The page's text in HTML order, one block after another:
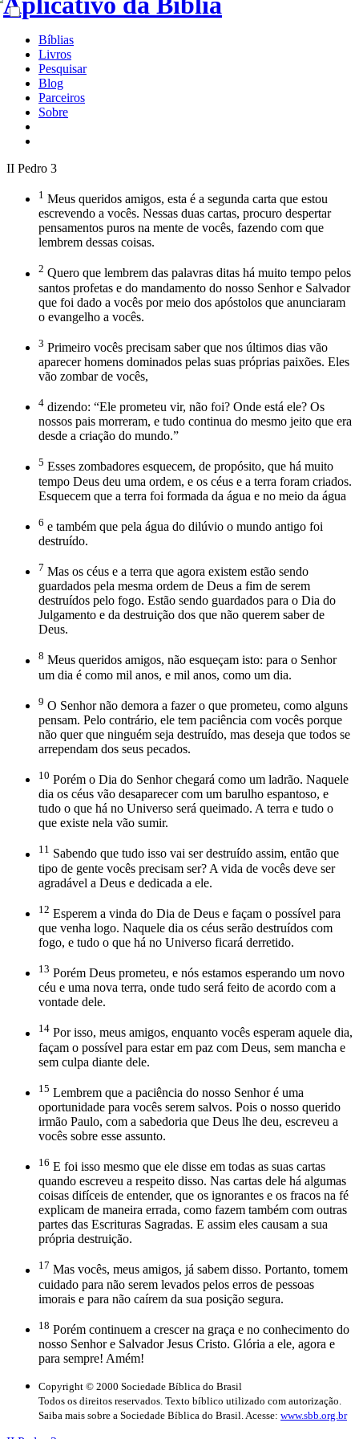
Bíblias
Livros
Pesquisar
Blog
Parceiros
Sobre
II Pedro 3
1 Meus queridos amigos, esta é a segunda carta que estou
escrevendo a vocês. Nessas duas cartas, procuro despertar
pensamentos puros na mente de vocês, fazendo com que
lembrem dessas coisas.
2 Quero que lembrem das palavras ditas há muito tempo pelos
santos profetas e do mandamento do nosso Senhor e Salvador
que foi dado a vocês por meio dos apóstolos que anunciaram
o evangelho a vocês.
3 Primeiro vocês precisam saber que nos últimos dias vão
aparecer homens dominados pelas suas próprias paixões. Eles
vão zombar de vocês,
4 dizendo: “Ele prometeu vir, não foi? Onde está ele? Os
nossos pais morreram, e tudo continua do mesmo jeito que era
desde a criação do mundo.”
5 Esses zombadores esquecem, de propósito, que há muito
tempo Deus deu uma ordem, e os céus e a terra foram criados.
Esquecem que a terra foi formada da água e no meio da água
6 e também que pela água do dilúvio o mundo antigo foi
destruído.
7 Mas os céus e a terra que agora existem estão sendo
guardados pela mesma ordem de Deus a fim de serem
destruídos pelo fogo. Estão sendo guardados para o Dia do
Julgamento e da destruição dos que não querem saber de
Deus.
8 Meus queridos amigos, não esqueçam isto: para o Senhor
um dia é como mil anos, e mil anos, como um dia.
9 O Senhor não demora a fazer o que prometeu, como alguns
pensam. Pelo contrário, ele tem paciência com vocês porque
não quer que ninguém seja destruído, mas deseja que todos se
arrependam dos seus pecados.
10 Porém o Dia do Senhor chegará como um ladrão. Naquele
dia os céus vão desaparecer com um barulho espantoso, e
tudo o que há no Universo será queimado. A terra e tudo o
que existe nela vão sumir.
11 Sabendo que tudo isso vai ser destruído assim, então que
tipo de gente vocês precisam ser? A vida de vocês deve ser
agradável a Deus e dedicada a ele.
12 Esperem a vinda do Dia de Deus e façam o possível para
que venha logo. Naquele dia os céus serão destruídos com
fogo, e tudo o que há no Universo ficará derretido.
13 Porém Deus prometeu, e nós estamos esperando um novo
céu e uma nova terra, onde tudo será feito de acordo com a
vontade dele.
14 Por isso, meus amigos, enquanto vocês esperam aquele dia,
façam o possível para estar em paz com Deus, sem mancha e
sem culpa diante dele.
15 Lembrem que a paciência do nosso Senhor é uma
oportunidade para vocês serem salvos. Pois o nosso querido
irmão Paulo, com a sabedoria que Deus lhe deu, escreveu a
vocês sobre esse assunto.
16 E foi isso mesmo que ele disse em todas as suas cartas
quando escreveu a respeito disso. Nas cartas dele há algumas
coisas difíceis de entender, que os ignorantes e os fracos na fé
explicam de maneira errada, como fazem também com outras
partes das Escrituras Sagradas. E assim eles causam a sua
própria destruição.
17 Mas vocês, meus amigos, já sabem disso. Portanto, tomem
cuidado para não serem levados pelos erros de pessoas
imorais e para não caírem da sua posição segura.
18 Porém continuem a crescer na graça e no conhecimento do
nosso Senhor e Salvador Jesus Cristo. Glória a ele, agora e
para sempre! Amém!
Copyright © 2000 Sociedade Bíblica do Brasil
Todos os direitos reservados. Texto bíblico utilizado com autorização.
Saiba mais sobre a Sociedade Bíblica do Brasil. Acesse: www.sbb.org.br